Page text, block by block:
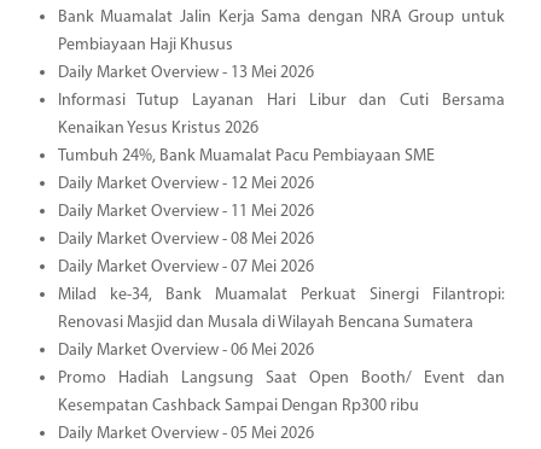
Bank Muamalat Jalin Kerja Sama dengan NRA Group untuk
Pembiayaan Haji Khusus
Daily Market Overview - 13 Mei 2026
Informasi Tutup Layanan Hari Libur dan Cuti Bersama
Kenaikan Yesus Kristus 2026
Tumbuh 24%, Bank Muamalat Pacu Pembiayaan SME
Daily Market Overview - 12 Mei 2026
Daily Market Overview - 11 Mei 2026
Daily Market Overview - 08 Mei 2026
Daily Market Overview - 07 Mei 2026
Milad ke-34, Bank Muamalat Perkuat Sinergi Filantropi:
Renovasi Masjid dan Musala di Wilayah Bencana Sumatera
Daily Market Overview - 06 Mei 2026
Promo Hadiah Langsung Saat Open Booth/ Event dan
Kesempatan Cashback Sampai Dengan Rp300 ribu
Daily Market Overview - 05 Mei 2026